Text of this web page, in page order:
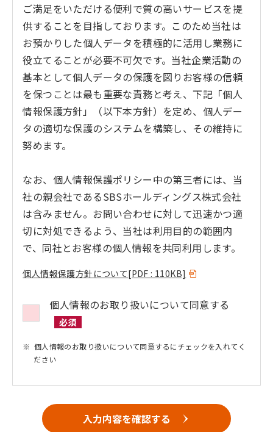
ご満足をいただける便利で質の高いサービスを提
供することを目指しております。このため当社は
お預かりした個人データを積極的に活用し業務に
役立てることが必要不可欠です。当社企業活動の
基本として個人データの保護を図りお客様の信頼
を保つことは最も重要な責務と考え、下記「個人
情報保護方針」（以下本方針）を定め、個人デー
タの適切な保護のシステムを構築し、その維持に
努めます。
なお、個人情報保護ポリシー中の第三者には、当
社の親会社であるSBSホールディングス株式会社
は含みません。お問い合わせに対して迅速かつ適
切に対処できるよう、当社は利用目的の範囲内
で、同社とお客様の個人情報を共同利用します。
個人情報保護方針について[PDF : 110KB]
個人情報のお取り扱いについて同意する
必須
個人情報のお取り扱いについて同意するにチェックを入れてく
ださい
入力内容を確認する